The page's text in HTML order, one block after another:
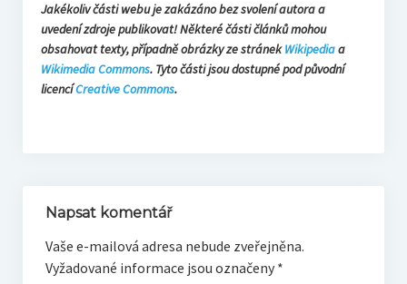
Jakékoliv části webu je zakázáno bez svolení autora a
uvedení zdroje publikovat! Některé části článků mohou
obsahovat texty, případně obrázky ze stránekWikipediaa
Wikimedia Commons. Tyto části jsou dostupné pod původní
licencíCreative Commons.
Napsat komentář
Vaše e-mailová adresa nebude zveřejněna.
Vyžadované informace jsou označeny *